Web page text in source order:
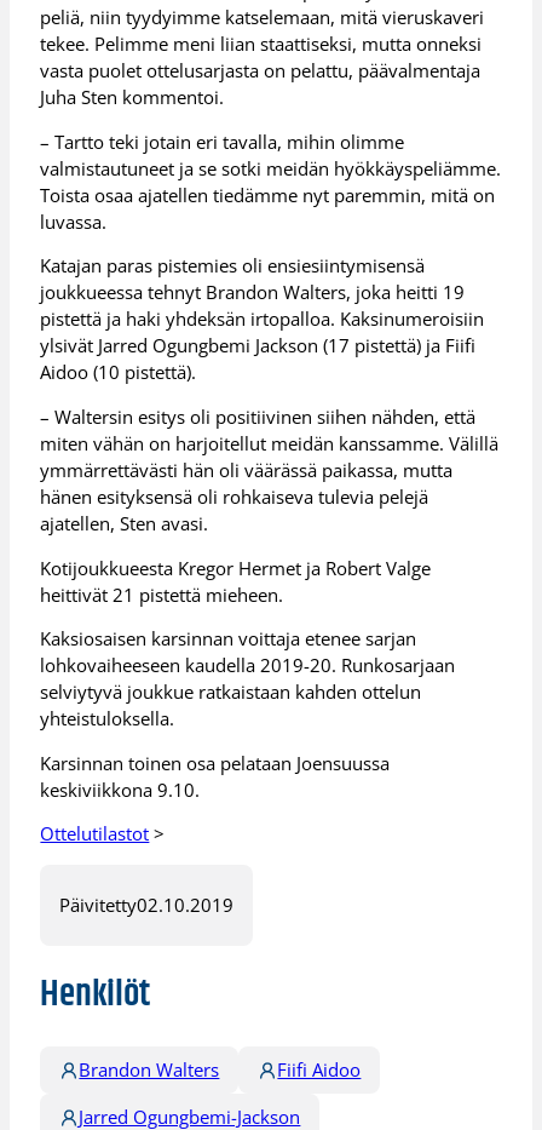
peliä, niin tyydyimme katselemaan, mitä vieruskaveri
tekee. Pelimme meni liian staattiseksi, mutta onneksi
vasta puolet ottelusarjasta on pelattu, päävalmentaja
Juha Sten kommentoi.
– Tartto teki jotain eri tavalla, mihin olimme
valmistautuneet ja se sotki meidän hyökkäyspeliämme.
Toista osaa ajatellen tiedämme nyt paremmin, mitä on
luvassa.
Katajan paras pistemies oli ensiesiintymisensä
joukkueessa tehnyt Brandon Walters, joka heitti 19
pistettä ja haki yhdeksän irtopalloa. Kaksinumeroisiin
ylsivät Jarred Ogungbemi Jackson (17 pistettä) ja Fiifi
Aidoo (10 pistettä).
– Waltersin esitys oli positiivinen siihen nähden, että
miten vähän on harjoitellut meidän kanssamme. Välillä
ymmärrettävästi hän oli väärässä paikassa, mutta
hänen esityksensä oli rohkaiseva tulevia pelejä
ajatellen, Sten avasi.
Kotijoukkueesta Kregor Hermet ja Robert Valge
heittivät 21 pistettä mieheen.
Kaksiosaisen karsinnan voittaja etenee sarjan
lohkovaiheeseen kaudella 2019-20. Runkosarjaan
selviytyvä joukkue ratkaistaan kahden ottelun
yhteistuloksella.
Karsinnan toinen osa pelataan Joensuussa
keskiviikkona 9.10.
Ottelutilastot >
Päivitetty02.10.2019
Henkilöt
Brandon Walters
Fiifi Aidoo
Jarred Ogungbemi-Jackson